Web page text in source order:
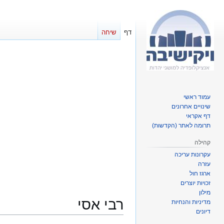
רבי אסי
דף שיחה
עמוד ראשי
שינויים אחרונים
דף אקראי
תרומה לאתר (הקדשות)
קהילה
עקרונות עריכה
עזרה
ארגז חול
זכויות יוצרים
מילון
מדיניות והנחיות
דיונים